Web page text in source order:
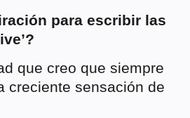
para escribir las
que creo que siempre
creciente sensación de